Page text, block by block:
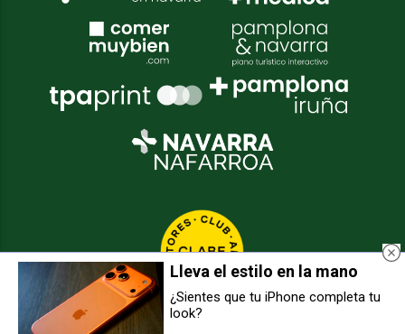
El Centro de Interpretación de las
Foces de Lumbier estrena
Lleva el estilo en la mano
¿Sientes que tu iPhone completa tu
look?